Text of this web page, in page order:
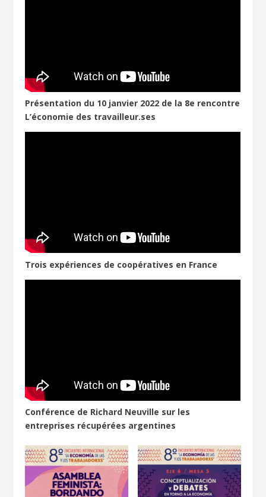
Présentation du 10 janvier 2022 de la 8e rencontre
L’économie des travailleur.ses
Trois expériences de coopératives en France
Conférence de Richard Neuville sur les
entreprises récupérées argentines